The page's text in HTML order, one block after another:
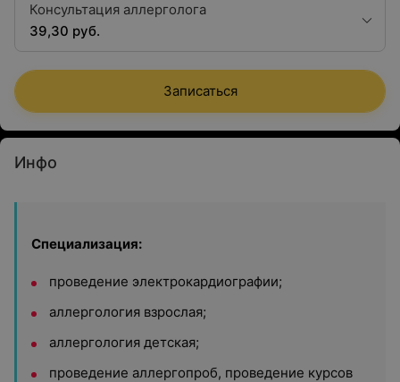
Консультация аллерголога
39,30 руб.
Записаться
Инфо
Специализация:
проведение электрокардиографии;
аллергология взрослая;
аллергология детская;
проведение аллергопроб, проведение курсов